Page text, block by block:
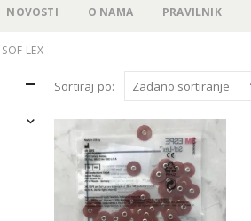
NOVOSTI O NAMA PRAVILNIK
SOF-LEX
Sortiraj po: